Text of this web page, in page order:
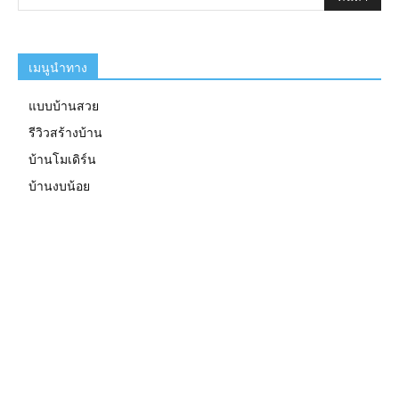
เมนูนำทาง
แบบบ้านสวย
รีวิวสร้างบ้าน
บ้านโมเดิร์น
บ้านงบน้อย